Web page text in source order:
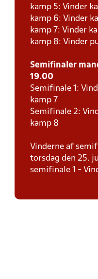
kamp 5: Vinder
kamp 6: Vinder
kamp 7: Vinder
kamp 8: Vinder
Semifinaler
19.00
Semifinale 1:
kamp 7
Semifinale 2:
kamp 8
Vinderne af
torsdag den 25.
semifinale 1 -